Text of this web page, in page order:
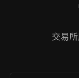
交易